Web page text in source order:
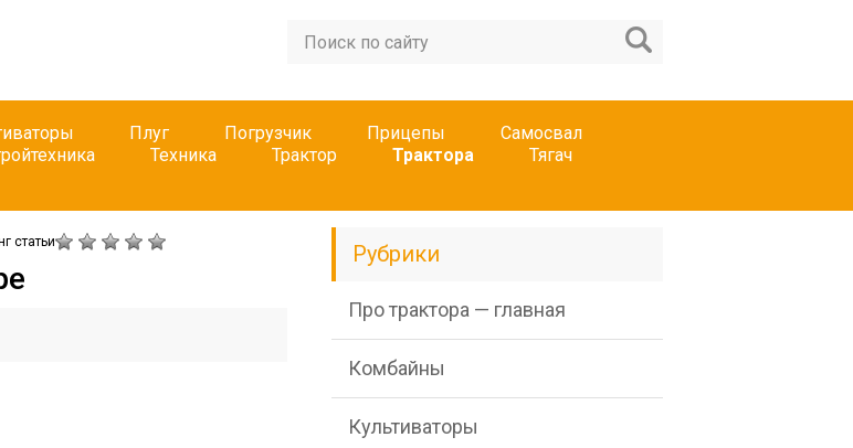
Плуг Погрузчик Прицепы
Самосвал
Техника Трактор Трактора
Тягач
статьи Рубрики
Про трактора — главная
Комбайны
Культиваторы